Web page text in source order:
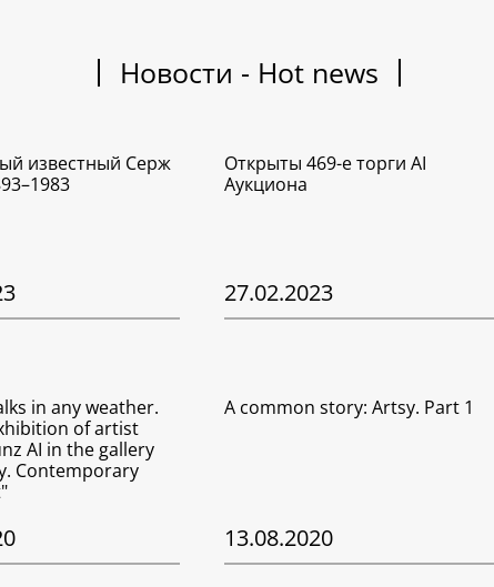
Новости - Hot news
известный Серж
Открыты 469-е торги AI
Аукциона
27.02.2023
in any weather.
of artist
AI in the gallery
Contemporary
A common story: Artsy. Part 1
13.08.2020